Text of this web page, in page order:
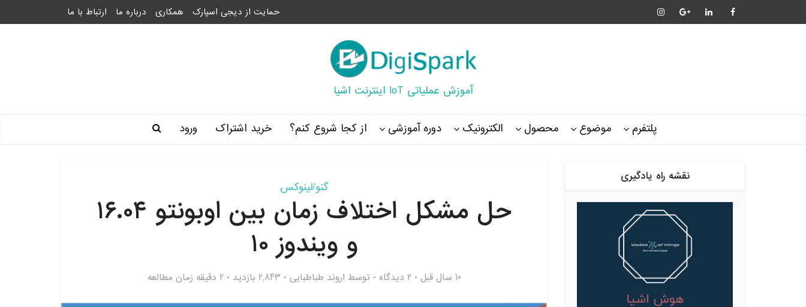
حمایت از دیجی اسپارک همکاری درباره ما ارتباط با ما
آموزش عملیاتی IoT اینترنت اشیا
پلتفرم موضوع محصول الکترونیک دوره آموزشی از کجا شروع کنم؟ خرید اشتراک ورود
گنو/لینوکس
حل مشکل اختلاف زمان بین اوبونتو ۱۶.۰۴
و ویندوز ۱۰
10 سال قبل ۲ دیدگاه توسط اروند طباطبایی 2,843 بازدید 2 دقیقه زمان مطالعه
نقشه راه یادگیری